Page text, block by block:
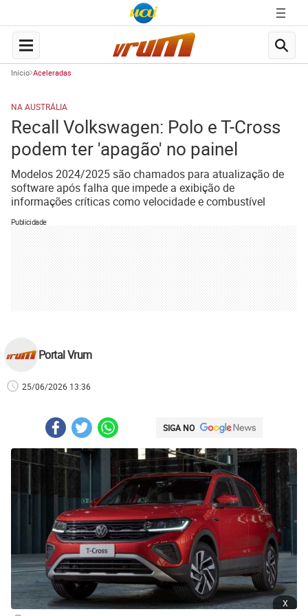
Início Aceleradas
NA AUSTRÁLIA
Recall Volkswagen: Polo e T-Cross
podem ter 'apagão' no painel
Modelos 2024/2025 são chamados para atualização de
software após falha que impede a exibição de
informações críticas como velocidade e combustível
Publicidade
Portal Vrum
25/06/2026 13:36
SIGA NO
x